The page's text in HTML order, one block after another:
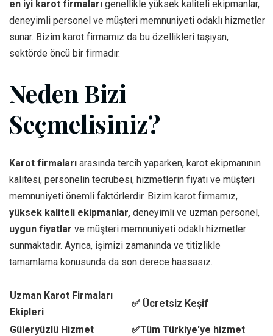
en iyi karot firmaları genellikle yüksek kaliteli ekipmanlar,
deneyimli personel ve müşteri memnuniyeti odaklı hizmetler
sunar. Bizim karot firmamız da bu özellikleri taşıyan,
sektörde öncü bir firmadır.
Neden Bizi
Seçmelisiniz?
Karot firmaları arasında tercih yaparken, karot ekipmanının
kalitesi, personelin tecrübesi, hizmetlerin fiyatı ve müşteri
memnuniyeti önemli faktörlerdir. Bizim karot firmamız,
yüksek kaliteli ekipmanlar, deneyimli ve uzman personel,
uygun fiyatlar ve müşteri memnuniyeti odaklı hizmetler
sunmaktadır. Ayrıca, işimizi zamanında ve titizlikle
tamamlama konusunda da son derece hassasız.
Uzman Karot Firmaları
Ekipleri
✅ Ücretsiz Keşif
Güleryüzlü Hizmet ✅Tüm Türkiye'ye hizmet